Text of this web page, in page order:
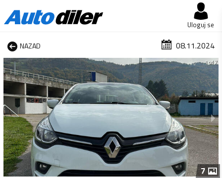
Uloguj se
NAZAD 08.11.2024
1 od 7
7